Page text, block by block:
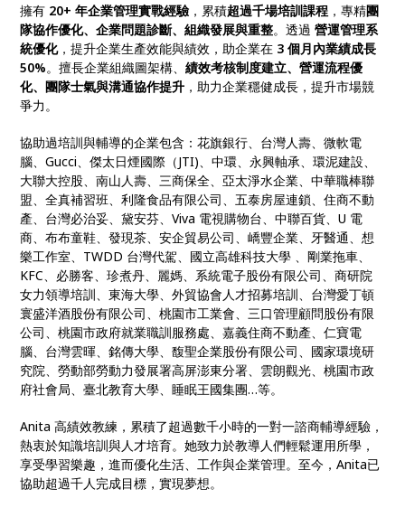
擁有 20+ 年企業管理實戰經驗 ，累積超過千場培訓課程 ，專精團
隊協作優化、企業問題診斷、組織發展與重整。透過營運管理系
統優化，提升企業生產效能與績效，助企業在 3 個月內業績成長
50%。擅長企業組織圖架構、績效考核制度建立、營運流程優
化、團隊士氣與溝通協作提升 ，助力企業穩健成長，提升市場競
爭力。
協助過培訓與輔導的企業包含：花旗銀行、台灣人壽、微軟電
腦、Gucci、傑太日煙國際（JTI)、中環、永興軸承、環泥建設、
大聯大控股、南山人壽、三商保全、亞太淨水企業、中華職棒聯
盟、全真補習班、利隆食品有限公司、五泰房屋連鎖、住商不動
產、台灣必治妥、黛安芬、Viva 電視購物台、中聯百貨、U 電
商、布布童鞋、發現茶、安企貿易公司、嶠豐企業、牙醫通、想
樂工作室、TWDD 台灣代駕、國立高雄科技大學 、剛業拖車、
KFC、必勝客、珍煮丹、麗媽、系統電子股份有限公司、商研院
女力領導培訓、東海大學、外貿協會人才招募培訓、台灣愛丁頓
寰盛洋酒股份有限公司、桃園市工業會、三口管理顧問股份有限
公司、桃園市政府就業職訓服務處、嘉義住商不動產、仁寶電
腦、台灣雲暉、銘傳大學、馥聖企業股份有限公司、國家環境研
究院、勞動部勞動力發展署高屏澎東分署、雲朗觀光、桃園市政
府社會局、臺北教育大學、睡眠王國集團…等。
Anita 高績效教練，累積了超過數千小時的一對一諮商輔導經驗，
熱衷於知識培訓與人才培育。她致力於教導人們輕鬆運用所學，
享受學習樂趣，進而優化生活、工作與企業管理。至今，Anita已
協助超過千人完成目標，實現夢想。